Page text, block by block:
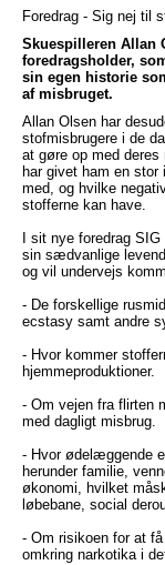
Foredrag - Sig nej til
Skuespilleren Allan
foredragsholder,
sin egen historie
af misbruget.
Allan Olsen har
stofmisbrugere i de
at gøre op med deres
har givet ham en
med, og hvilke
stofferne kan have.
I sit nye foredrag
sin sædvanlige
og vil undervejs
- De forskellige
ecstasy samt andre
- Hvor kommer
hjemmeproduktioner.
- Om vejen fra flirten
med dagligt misbrug.
- Hvor ødelæggende
herunder familie,
økonomi, hvilket
løbebane, social
- Om risikoen for at
omkring narkotika i